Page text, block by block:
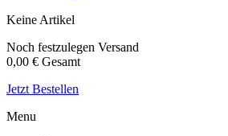
Keine Artikel
Noch festzulegen Versand
0,00 € Gesamt
Jetzt Bestellen
Menu